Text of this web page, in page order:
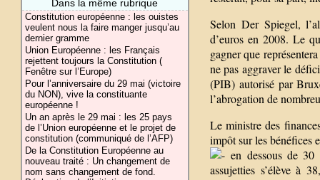
Dans la même rubrique
Constitution européenne : les ouistes
veulent nous la faire manger jusqu’au
dernier gramme
Union Européenne : les Français
rejettent toujours la Constitution (
Fenêtre sur l’Europe)
Pour l’anniversaire du 29 mai (victoire
du NON), vive la constituante
européenne !
Un an après le 29 mai : les 25 pays
de l’Union européenne et le projet de
constitution (communiqué de l’AFP)
De la Constitution Européenne au
nouveau traité : Un changement de
nom sans changement de fond.
Selon Der Spiegel,
d’euros en 2008. Le
gagner que
ne pas aggraver le
(PIB) autorisé par
l’abrogation de
Le ministre des
impôt sur les bénéfices
en dessous de
assujetties s’élève à